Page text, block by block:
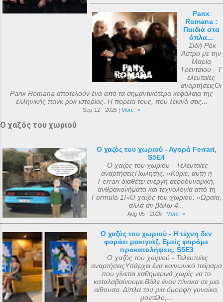
Panx
Romana :
Παιδιά στα
όπλα...
Σιδή Ρόκ
Άστρο με την
Μαρία
Τρέντσιου - Τ
ελευταίες
αναρτήσειςΟι
Panx Romana αποτελούν ένα από τα σημαντικότερα κεφάλαια της
ελληνικής πανκ ροκ ιστορίας. Η πορεία τους, που ξεκινά στις...
Sep-12 - 2025 | More ->
Ο χαζός του χωριού
Ο χαζός του χωριού - Αγορά Ferrari,
S5E4
Ο χαζός του χωριού - Τελευταίες
αναρτήσειςΠωλητής: «Κύριε, αυτή η
Ferrari διαθέτει ενεργή αεροδυναμική,
ανθρακονήματα και τεχνολογία από τη
Formula 1!»Ο χαζός του χωριού: «Ωραία,
αλλά αν βάλω 4...
Aug-05 - 2026 | More ->
Ο χαζός του χωριού - Η τέχνη δεν
φοράει μακιγιάζ. Εμείς φοράμε
προκαταλήψεις, S5E3
Ο χαζός του χωριού - Τελευταίες
αναρτήσειςΥπάρχει ένα κοινωνικό πείραμα
που γίνεται καθημερινά χωρίς να το
καταλαβαίνουμε.Βάλε έναν πίνακα σε μια
αίθουσα. Δίπλα του μια όμορφη γυναίκα,
μοντέλο,...